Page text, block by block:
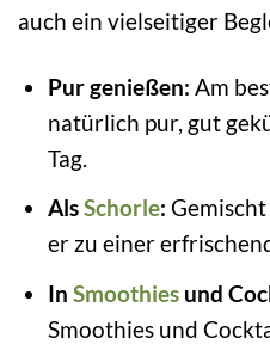
auch ein vielseitiger
Pur genießen: Am
natürlich pur, gut
Tag.
AlsSchorle:
er zu einer
In Smoothiesund
Smoothies und